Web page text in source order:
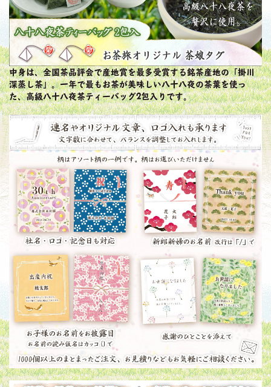
中身は、全国茶品評会で産地賞を最多受賞する銘茶産地の「掛川
深蒸し茶」。一年で最もお茶が美味しい八十八夜の茶葉を使っ
た、高級八十八夜茶ティーバッグ2包入りです。